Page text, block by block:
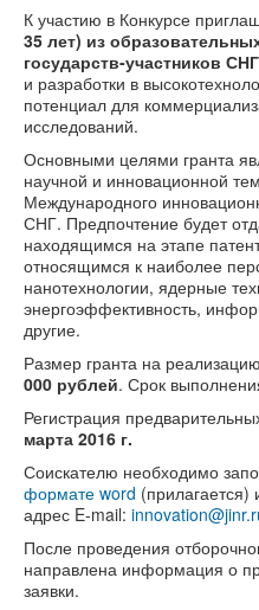
К участию в Конкурсе
35 лет) из
государств-участников
и разработки в
потенциал для
исследований.
Основными целями гранта
научной и инновационной
Международного
СНГ. Предпочтение будет
находящимся на этапе
относящимся к наиболее
нанотехнологии, ядерные
энергоэффективность,
другие.
Размер гранта на
000 рублей. Срок
Регистрация
марта 2016 г.
Соискателю необходимо
формате word (прилагается)
адрес E-mail:
После проведения
направлена информация о
заявки.